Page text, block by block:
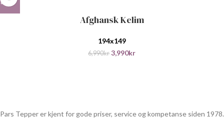
Afghansk Kelim
194x149
6,990kr 3,990kr
Pars Tepper er kjent for gode priser, service og kompetanse siden 1978.